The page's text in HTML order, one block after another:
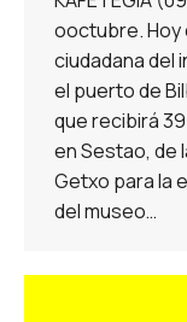
ooctubre.
ciudadana del
el puerto de
que recibirá
en Sestao, de
Getxo para la
del museo…